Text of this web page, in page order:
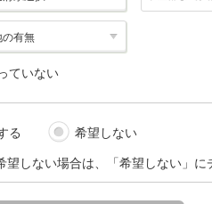
ていない
る 希望しない
しない場合は、「希望しない」に